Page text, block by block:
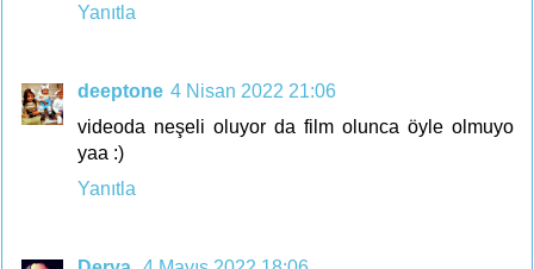
Yanıtla
deeptone 4 Nisan 2022 21:06
videoda neşeli oluyor da film olunca öyle olmuyo
yaa :)
Yanıtla